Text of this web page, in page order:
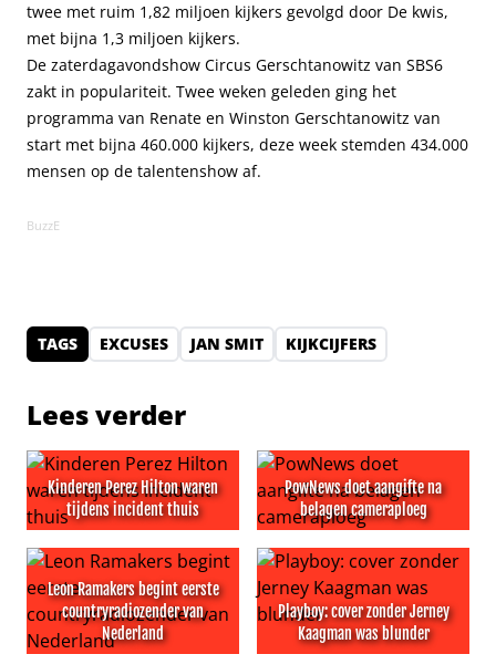
twee met ruim 1,82 miljoen kijkers gevolgd door De kwis,
met bijna 1,3 miljoen kijkers.
De zaterdagavondshow Circus Gerschtanowitz van SBS6
zakt in populariteit. Twee weken geleden ging het
programma van Renate en Winston Gerschtanowitz van
start met bijna 460.000 kijkers, deze week stemden 434.000
mensen op de talentenshow af.
BuzzE
TAGS EXCUSES JAN SMIT KIJKCIJFERS
Lees verder
Kinderen Perez Hilton waren
tijdens incident thuis
Kinderen Perez Hilton waren tijdens incident thuis
PowNews doet aangifte na
belagen cameraploeg
PowNews doet aangifte na
Leon Ramakers begint eerste
countryradiozender van
Nederland
Playboy: cover zonder Jerney
Kaagman was blunder